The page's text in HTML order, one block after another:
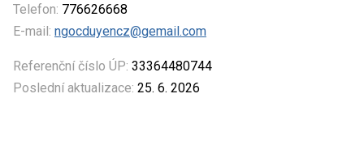
Telefon: 776626668
E-mail: ngocduyencz@gemail.com
Referenční číslo ÚP: 33364480744
Poslední aktualizace: 25. 6. 2026